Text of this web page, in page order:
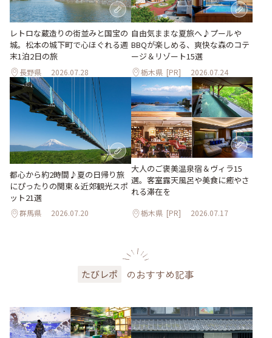
レトロな蔵造りの街並みと国宝の
城。松本の城下町で心ほぐれる週
末1泊2日の旅
長野県 2026.07.28
自由気ままな夏旅へ♪プールや
BBQが楽しめる、爽快な森のコテ
ージ＆リゾート15選
栃木県 [PR] 2026.07.24
都心から約2時間♪夏の日帰り旅
にぴったりの関東＆近郊観光スポ
ット21選
群馬県 2026.07.20
大人のご褒美温泉宿＆ヴィラ15
選。客室露天風呂や美食に癒やさ
れる滞在を
栃木県 [PR] 2026.07.17
たびレポ のおすすめ記事